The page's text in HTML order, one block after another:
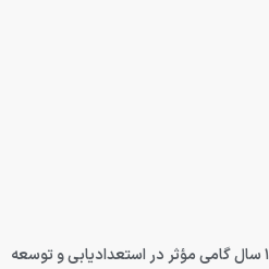
حسین گرایلی: جشنواره شنای زیر ۱۰ سال گامی مؤثر در استعدادیابی و توسعه